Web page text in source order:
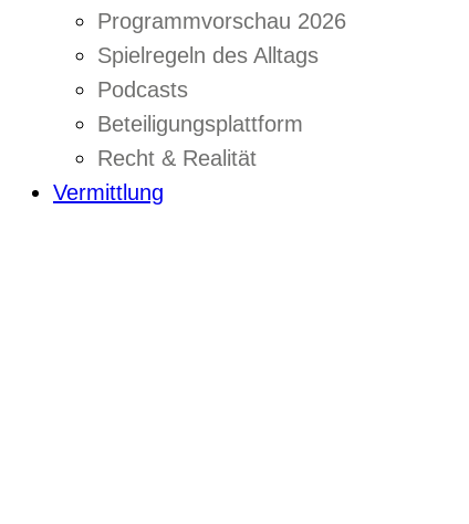
Programmvorschau 2026
Spielregeln des Alltags
Podcasts
Beteiligungsplattform
Recht & Realität
Vermittlung